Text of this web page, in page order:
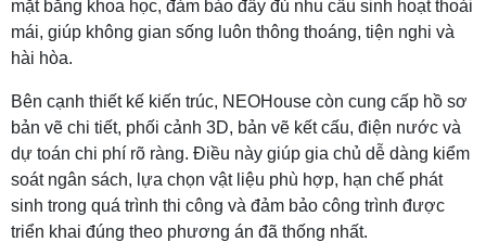
mặt bằng khoa học, đảm bảo đầy đủ nhu cầu sinh hoạt thoải
mái, giúp không gian sống luôn thông thoáng, tiện nghi và
hài hòa.
Bên cạnh thiết kế kiến trúc, NEOHouse còn cung cấp hồ sơ
bản vẽ chi tiết, phối cảnh 3D, bản vẽ kết cấu, điện nước và
dự toán chi phí rõ ràng. Điều này giúp gia chủ dễ dàng kiểm
soát ngân sách, lựa chọn vật liệu phù hợp, hạn chế phát
sinh trong quá trình thi công và đảm bảo công trình được
triển khai đúng theo phương án đã thống nhất.